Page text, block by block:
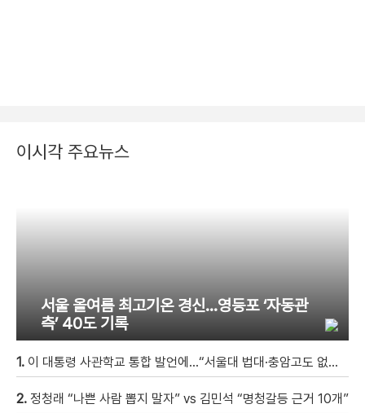
이시각 주요뉴스
서울 올여름 최고기온 경신…영등포 ‘자동관
측’ 40도 기록
1. 이 대통령 사관학교 통합 발언에…“서울대 법대·충암고도 없애나”
2. 정청래 “나쁜 사람 뽑지 말자” vs 김민석 “명청갈등 근거 10개”